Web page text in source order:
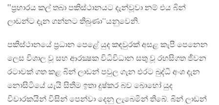
‛‛ප්‍රහාරය කල් තබා පකිස්ථානයට දැන්වූවා නම් එය බින්
ලාඩන්ට දැන ගන්නට තිබුණා’’යනුවෙනි.
පකිස්ථානයේ ප්‍රධාන පෙළේ යුද කඳවුරක් අසළ කැපී පෙනෙන
ලෙස විශාල වූ සහ ආරක්‍ෂක විධිවිධාන සතු වූ රහසිගත ජීවන
රටාවක් ගත කළ බින් ලාඩන් පවුල ගැන එරට බුද්ධි අංශ දැන
නොසිටියේ යැයි සිතීම ඉතා දුෂ්කර බව බොහෝ යුද
විචාරකයින් විසින් පෙන්වා දෙනු ලැබෙමින් තිබේ. බින් ලාඩන්